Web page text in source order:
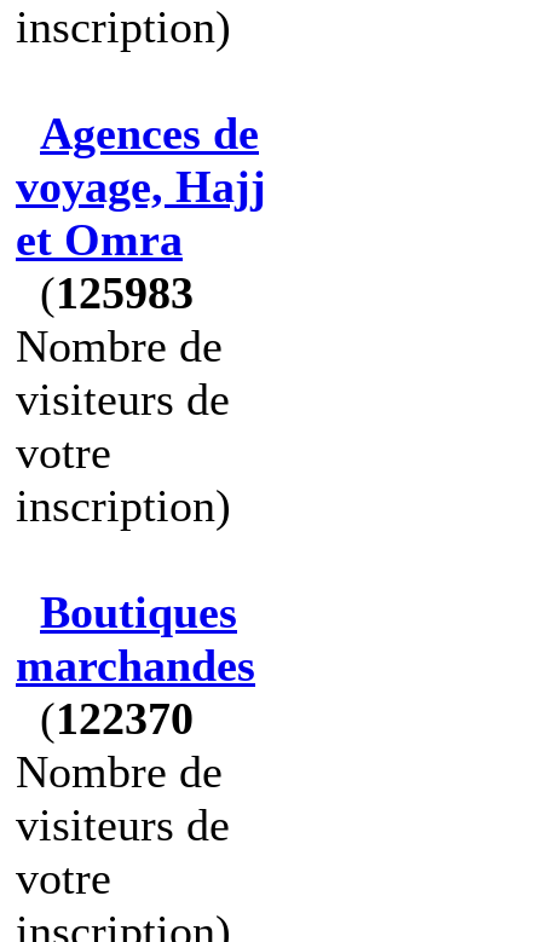
inscription)
Agences de
voyage, Hajj
et Omra
(125983
Nombre de
visiteurs de
votre
inscription)
Boutiques
marchandes
(122370
Nombre de
visiteurs de
votre
inscription)